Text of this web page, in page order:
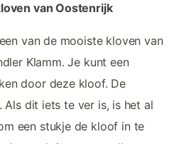
van Oostenrijk
van de mooiste kloven van
Klamm. Je kunt een
door deze kloof. De
Als dit iets te ver is, is het al
een stukje de kloof in te